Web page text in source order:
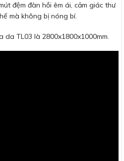
đệm đàn hồi êm ái, cảm giác thư
mà không bị nóng bí.
da TL03 là 2800x1800x1000mm.